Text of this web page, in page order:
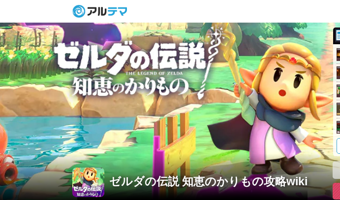
ゼルダの伝説 知恵のかりもの攻略wiki